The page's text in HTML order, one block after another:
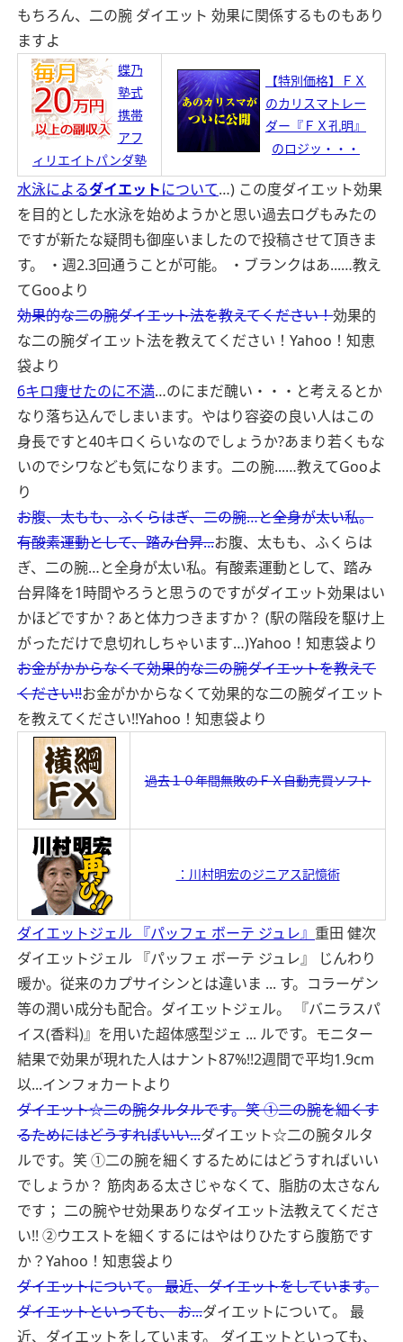
もちろん、二の腕 ダイエット 効果に関係するものもあり
ますよ
蝶乃
塾式
携帯
アフ
ィリエイトパンダ塾
【特別価格】ＦＸ
のカリスマトレー
ダー『ＦＸ孔明』
のロジッ・・・
水泳によるダイエットについて…) この度ダイエット効果
を目的とした水泳を始めようかと思い過去ログもみたの
ですが新たな疑問も御座いましたので投稿させて頂きま
す。 ・週2.3回通うことが可能。 ・ブランクはあ...…教え
てGooより
効果的な二の腕ダイエット法を教えてください！効果的
な二の腕ダイエット法を教えてください！ Yahoo！知恵
袋より
6キロ痩せたのに不満…のにまだ醜い・・・と考えるとか
なり落ち込んでしまいます。やはり容姿の良い人はこの
身長ですと40キロくらいなのでしょうか?あまり若くもな
いのでシワなども気になります。二の腕...…教えてGooよ
り
お腹、太もも、ふくらはぎ、二の腕…と全身が太い私。
有酸素運動として、踏み台昇...お腹、太もも、ふくらは
ぎ、二の腕…と全身が太い私。有酸素運動として、踏み
台昇降を1時間やろうと思うのですがダイエット効果はい
かほどですか？あと体力つきますか？ (駅の階段を駆け上
がっただけで息切れしちゃいます…)Yahoo！知恵袋より
お金がかからなくて効果的な二の腕ダイエットを教えて
ください!!お金がかからなくて効果的な二の腕ダイエット
を教えてください!!Yahoo！知恵袋より
過去１０年間無敗のＦＸ自動売買ソフト
：川村明宏のジニアス記憶術
ダイエットジェル 『パッフェ ボーテ ジュレ』 重田 健次
ダイエットジェル 『パッフェ ボーテ ジュレ』 じんわり
暖か。従来のカプサイシンとは違いま ... す。コラーゲン
等の潤い成分も配合。ダイエットジェル。 『バニラスパ
イス(香料)』を用いた超体感型ジェ ... ルです。モニター
結果で効果が現れた人はナント87%!!2週間で平均1.9cm
以...インフォカートより
ダイエット☆二の腕タルタルです。笑 ①二の腕を細くす
るためにはどうすればいい...ダイエット☆二の腕タルタ
ルです。笑 ①二の腕を細くするためにはどうすればいい
でしょうか？ 筋肉ある太さじゃなくて、脂肪の太さなん
です； 二の腕やせ効果ありなダイエット法教えてくださ
い!! ②ウエストを細くするにはやはりひたすら腹筋です
か？Yahoo！知恵袋より
ダイエットについて。 最近、ダイエットをしています。
ダイエットといっても、 お...ダイエットについて。 最
近、ダイエットをしています。 ダイエットといっても、